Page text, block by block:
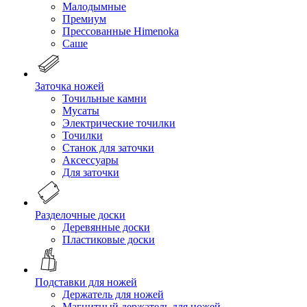
Малодымные
Премиум
Прессованные Himenoka
Саше
Заточка ножей
Точильные камни
Мусаты
Электрические точилки
Точилки
Станок для заточки
Аксессуары
Для заточки
Разделочные доски
Деревянные доски
Пластиковые доски
Подставки для ножей
Держатель для ножей